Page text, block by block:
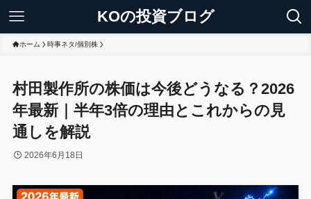
KOの投資ブログ
ホーム 時事ネタ/個別株
村田製作所の株価は今後どうなる？2026
年最新｜半年3倍の理由とこれからの見
通しを解説
2026年6月18日